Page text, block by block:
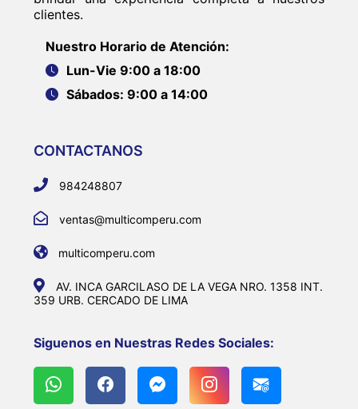
clientes.
Nuestro Horario de Atención:
Lun-Vie 9:00 a 18:00
Sábados: 9:00 a 14:00
CONTACTANOS
984248807
ventas@multicomperu.com
multicomperu.com
AV. INCA GARCILASO DE LA VEGA NRO. 1358 INT.
359 URB. CERCADO DE LIMA
Siguenos en Nuestras Redes Sociales: